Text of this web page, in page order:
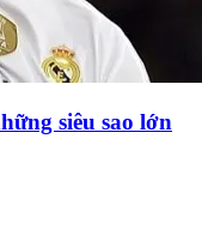
siêu sao lớn